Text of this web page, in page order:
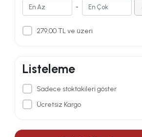
-
279,00 TL ve üzeri
Listeleme
Sadece stoktakileri göster
Ücretsiz Kargo